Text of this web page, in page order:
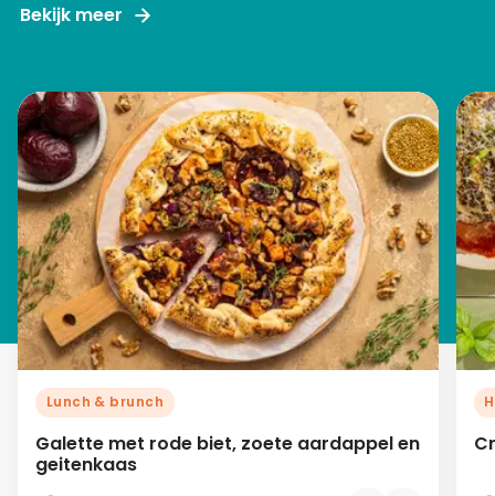
Bekijk meer
Lunch & brunch
Galette met rode biet, zoete aardappel en
geitenkaas